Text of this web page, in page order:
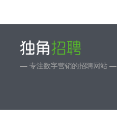
— 专注数字营销的招聘网站 —